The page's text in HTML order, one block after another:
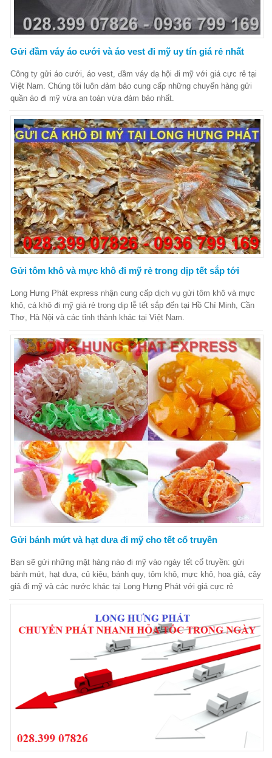
Gửi đầm váy áo cưới và áo vest đi mỹ uy tín giá rẻ nhất
Công ty gửi áo cưới, áo vest, đầm váy dạ hội đi mỹ với giá cực rẻ tại
Việt Nam. Chúng tôi luôn đảm bảo cung cấp những chuyến hàng gửi
quần áo đi mỹ vừa an toàn vừa đảm bảo nhất.
Gửi tôm khô và mực khô đi mỹ rẻ trong dịp tết sắp tới
Long Hưng Phát express nhận cung cấp dịch vụ gửi tôm khô và mực
khô, cá khô đi mỹ giá rẻ trong dịp lễ tết sắp đến tại Hồ Chí Minh, Cần
Thơ, Hà Nội và các tỉnh thành khác tại Việt Nam.
Gửi bánh mứt và hạt dưa đi mỹ cho tết cổ truyền
Bạn sẽ gửi những mặt hàng nào đi mỹ vào ngày tết cổ truyền: gửi
bánh mứt, hạt dưa, củ kiệu, bánh quy, tôm khô, mực khô, hoa giả, cây
giả đi mỹ và các nước khác tại Long Hưng Phát với giá cực rẻ